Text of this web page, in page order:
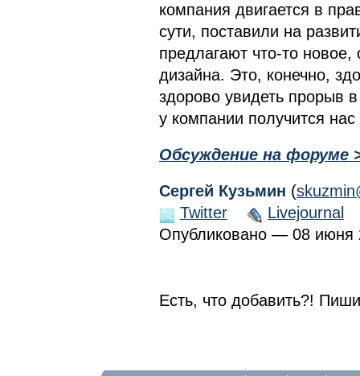
компания двигается в
сути, поставили на
предлагают что-то
дизайна. Это, конечно,
здорово увидеть прорыв
у компании получится
Обсуждение на форуме
Сергей Кузьмин (
Twitter
Livejournal
Опубликовано — 08 июня
Есть, что добавить?!